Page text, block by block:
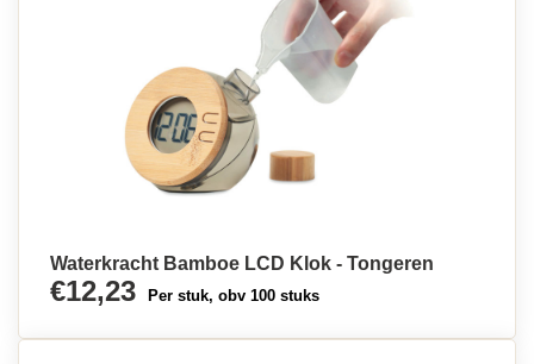
Waterkracht Bamboe LCD Klok - Tongeren
€12,23 Per stuk, obv 100 stuks